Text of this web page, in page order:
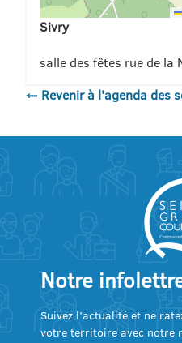
Sivry
salle des fêtes rue de la
← Revenir à l'agenda des
Notre
Suivez l’actualité et ne
votre territoire avec notre